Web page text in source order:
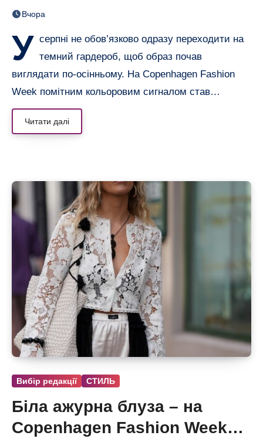
образів, що переводять літо
Вчора
У серпні не обов’язково одразу переходити на
темний гардероб, щоб образ почав
виглядати по-осінньому. На Copenhagen Fashion
Week помітним кольоровим сигналом став…
Читати далі
Вибір редакції СТИЛЬ
Біла ажурна блуза – на
Copenhagen Fashion Week